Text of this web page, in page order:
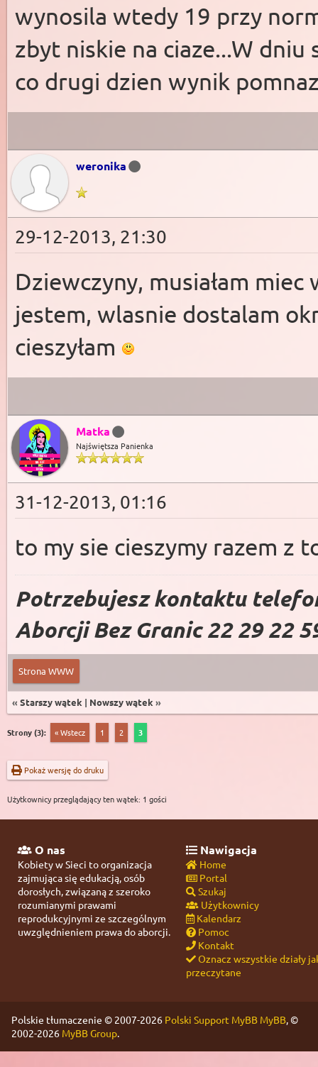
wynosila wtedy 19 przy
zbyt niskie na ciaze...W
co drugi dzien wynik
weronika
29-12-2013, 21:30
Dziewczyny, musiałam
jestem, wlasnie dostalam
cieszyłam
Matka
Najświętsza Panienka
31-12-2013, 01:16
to my sie cieszymy razem z
Potrzebujesz kontaktu
Aborcji Bez Granic 22 29 22
Strona WWW
« Starszy wątek | Nowszy wątek »
Strony (3): « Wstecz 1 2 3
Pokaż wersję do druku
Użytkownicy przeglądający ten wątek: 1 gości
O nas
Kobiety w Sieci to organizacja
zajmująca się edukacją, osób
dorosłych, związaną z szeroko
rozumianymi prawami
reprodukcyjnymi ze szczególnym
uwzględnieniem prawa do aborcji.
Nawigacja
Home
Portal
Szukaj
Użytkownicy
Kalendarz
Pomoc
Kontakt
Oznacz wszystkie działy
przeczytane
Polskie tłumaczenie © 2007-2026 Polski Support MyBB MyBB, ©
2002-2026 MyBB Group.